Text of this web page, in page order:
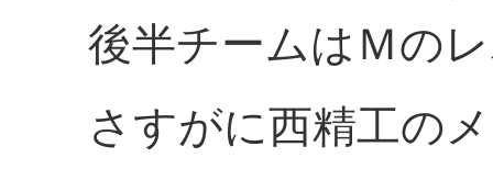
後半チームはＭの
さすがに西精工の